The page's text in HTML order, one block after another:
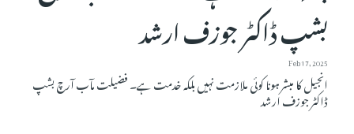
بشپ ڈاکٹر جوزف ارشد
Feb 17, 2025
انجیل کا مبشر ہونا کوئی ملازمت نہیں بلکہ خدمت ہے۔ فضیلت مآب آرچ بشپ
ڈاکٹر جوزف ارشد